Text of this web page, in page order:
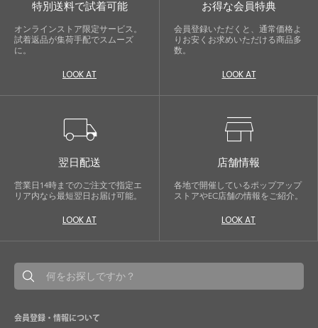
特別な日だけではもったいない...もっ
と気軽に自由にドレスを楽しみたい
ドレスは女性にとって永遠のファッションアイテ
ム。クローゼットに一着は用意しておきたいもの
ドレスが持つ女性を美しく見せる力は、ファッシ
ョンアイテムの中でも特別なものです。
と自由にドレスを楽しみたい...
ドガールです。
close
特別送料で試着可能
オンラインストア限定サービス。
試着返品が集荷手配でスムーズ
に。
LOOK AT
お得な会員特典
会員登録いただくと、通常価格よ
りお安くお求めいただける商品多
数。
LOOK AT
local_shipping
翌日配送
営業日14時までのご注文で指定エ
リア内なら最短翌日お届け可能。
LOOK AT
store
店舗情報
各地で開催しているポップアップ
ストアやEC店舗の情報をご紹介。
LOOK AT
会員登録・情報について